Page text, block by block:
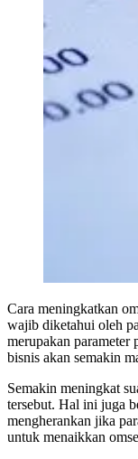
Cara meningkatkan
wajib diketahui oleh
merupakan parameter
bisnis akan semakin
Semakin meningkat
tersebut. Hal ini juga
mengherankan jika
untuk menaikkan